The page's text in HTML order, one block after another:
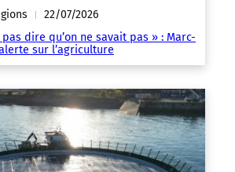
| 22/07/2026
dire qu’on ne savait pas » : Marc-
sur l’agriculture